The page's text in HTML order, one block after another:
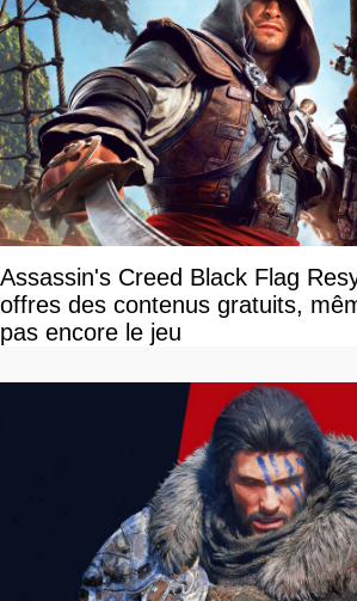
Assassin's Creed Black Flag
offres des contenus gratuits,
pas encore le jeu